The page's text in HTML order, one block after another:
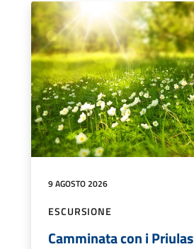
9 AGOSTO 2026
ESCURSIONE
Camminata con i Priulas